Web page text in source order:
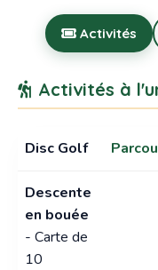
Activités
Activités à
Disc Golf
Descente
en bouée
- Carte de
10